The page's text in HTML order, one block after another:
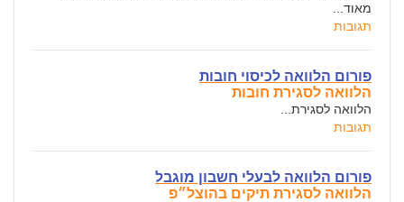
מאוד...
תגובות
פורום הלוואה לכיסוי חובות
הלוואה לסגירת חובות
הלוואה לסגירת...
תגובות
פורום הלוואה לבעלי חשבון מוגבל
הלוואה לסגירת תיקים בהוצל״פ